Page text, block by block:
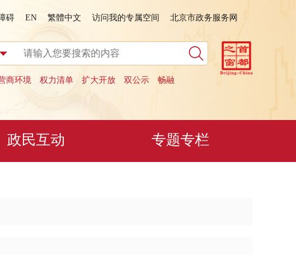
碍 EN 繁體中文 访问我的专属空间 北京市政务服务网
商环境 权力清单 扩大开放 双公示 畅融
政民互动 专题专栏